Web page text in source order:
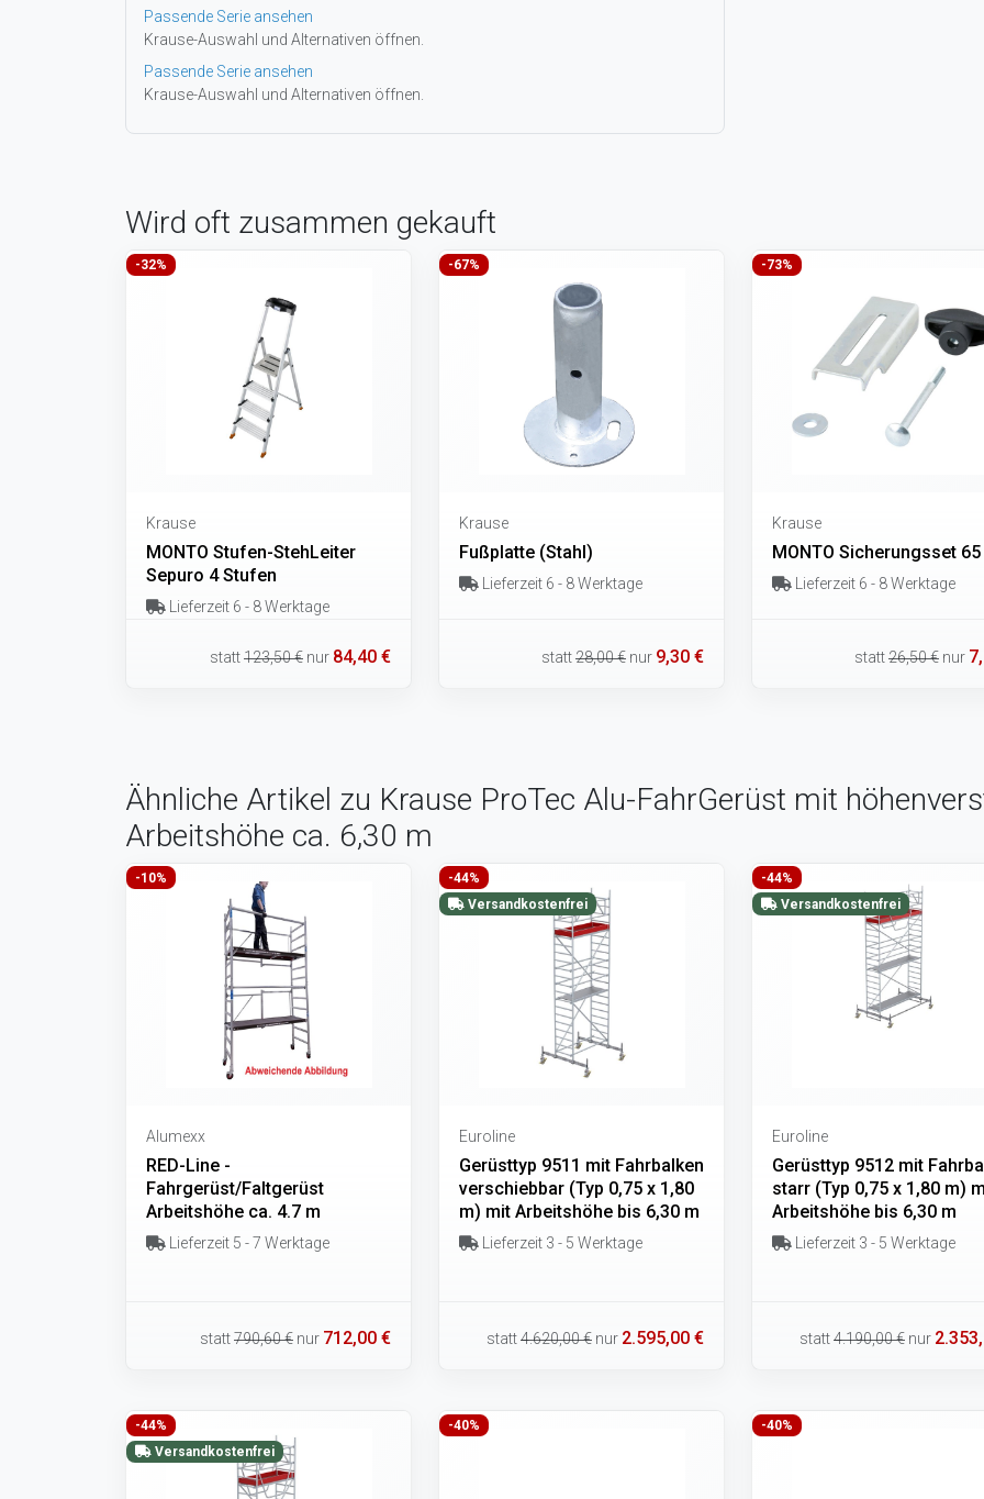
Passende Serie ansehen
Krause-Auswahl und Alternativen öffnen.
Passende Serie ansehen
Krause-Auswahl und Alternativen öffnen.
Wird oft zusammen gekauft
-32%
Krause
MONTO Stufen-StehLeiter
Sepuro 4 Stufen
Lieferzeit 6 - 8 Werktage
statt123,50 € nur 84,40 €
-67%
Krause
Fußplatte (Stahl)
Lieferzeit 6 - 8 Werktage
statt28,00 € nur 9,30 €
-73%
Krause
MONTO Sicherungsset
Lieferzeit 6 - 8 Werktage
statt26,50 € nur
Ähnliche Artikel zu Krause ProTec Alu-FahrGerüst mit
Arbeitshöhe ca. 6,30 m
-10%
Alumexx
RED-Line -
Fahrgerüst/Faltgerüst
Arbeitshöhe ca. 4.7 m
Lieferzeit 5 - 7 Werktage
statt790,60 € nur 712,00 €
-44%
Versandkostenfrei
Euroline
Gerüsttyp 9511 mit Fahrbalken
verschiebbar (Typ 0,75 x 1,80
m) mit Arbeitshöhe bis 6,30 m
Lieferzeit 3 - 5 Werktage
statt4.620,00 € nur 2.595,00 €
-44%
Versandkostenfrei
Euroline
Gerüsttyp 9512 mit
starr (Typ 0,75 x 1,80 m)
Arbeitshöhe bis 6,30 m
Lieferzeit 3 - 5 Werktage
statt4.190,00 € nur
-44%
Versandkostenfrei
-40% -40%